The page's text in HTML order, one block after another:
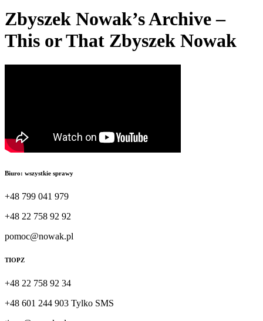
Zbyszek Nowak’s Archive –
This or That Zbyszek Nowak
Biuro: wszystkie sprawy
+48 799 041 979
+48 22 758 92 92
pomoc@nowak.pl
TIOPZ
+48 22 758 92 34
+48 601 244 903 Tylko SMS